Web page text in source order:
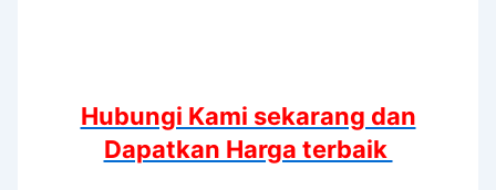
Hubungi Kami sekarang dan
Dapatkan Harga terbaik